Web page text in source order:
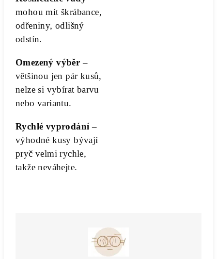
mohou mít škrábance,
odřeniny, odlišný
odstín.
Omezený výběr –
většinou jen pár kusů,
nelze si vybírat barvu
nebo variantu.
Rychlé vyprodání–
výhodné kusy bývají
pryč velmi rychle,
takže neváhejte.